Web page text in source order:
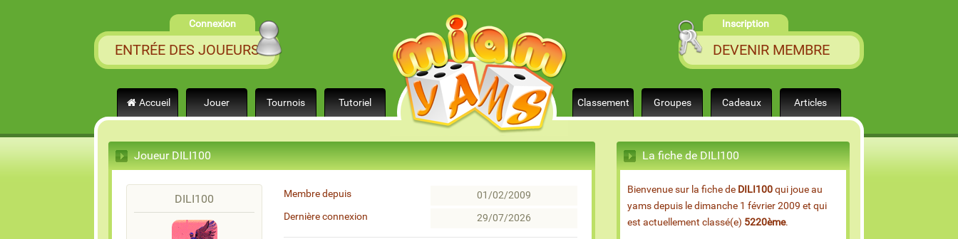
Connexion
ENTRÉE DES JOUEURS
Inscription
DEVENIR MEMBRE
Accueil Jouer Tournois Tutoriel Classement Groupes Cadeaux Articles
Joueur DILI100
DILI100 Membre depuis
01/02/2009
Dernière connexion
29/07/2026
La fiche de DILI100
Bienvenue sur la fiche de DILI100qui joue au
yams depuis le dimanche 1 février 2009 et qui
est actuellement classé(e) 5220ème.